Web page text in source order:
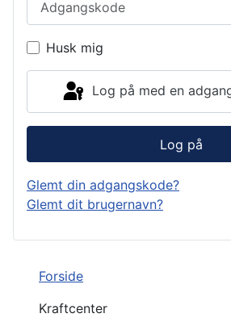
Forside
Kraftcenter
Husk mig
Log på med en
Log på
Glemt din adgangskode?
Glemt dit brugernavn?